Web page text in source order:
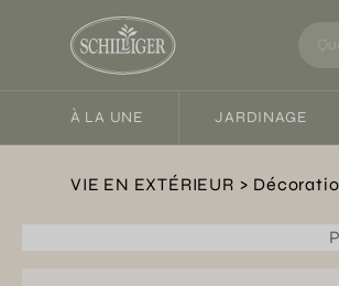
À LA UNE JARDINAGE
VIE EN EXTÉRIEUR